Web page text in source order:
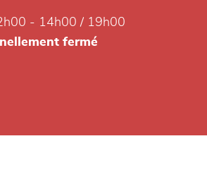
- 14h00 / 19h00
fermé